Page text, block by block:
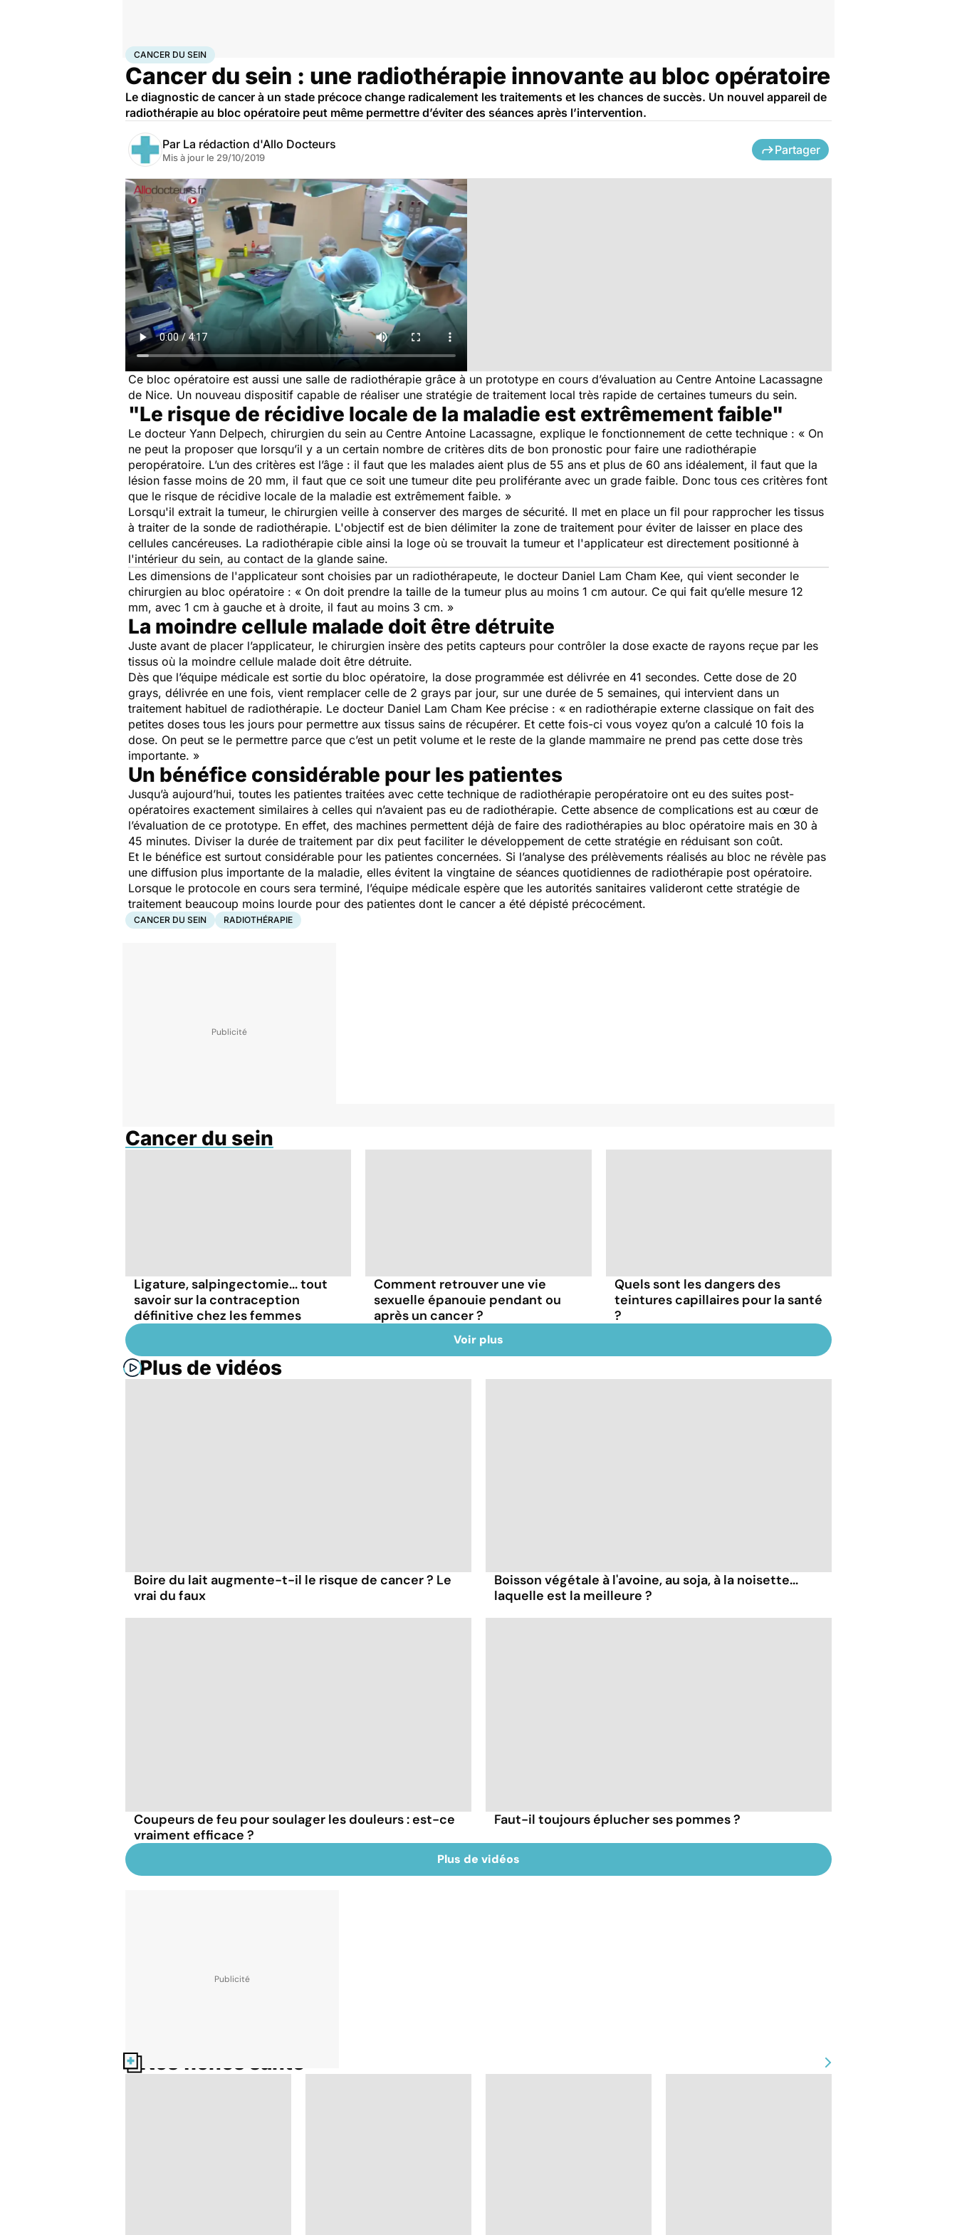
AccueilSantéMaladies
CANCER DU SEIN
Cancer du sein : une radiothérapie innovante au bloc opératoire
Le diagnostic de cancer à un stade précoce change radicalement les traitements et les chances de succès. Un nouvel appareil de
radiothérapie au bloc opératoire peut même permettre d’éviter des séances après l’intervention.
Par La rédaction d'Allo Docteurs
Mis à jour le 29/10/2019
Partager
Ce bloc opératoire est aussi une salle de radiothérapie grâce à un prototype en cours d’évaluation au Centre Antoine Lacassagne
de Nice. Un nouveau dispositif capable de réaliser une stratégie de traitement local très rapide de certaines tumeurs du sein.
"Le risque de récidive locale de la maladie est extrêmement faible"
Le docteur Yann Delpech, chirurgien du sein au Centre Antoine Lacassagne, explique le fonctionnement de cette technique : « On
ne peut la proposer que lorsqu’il y a un certain nombre de critères dits de bon pronostic pour faire une radiothérapie
peropératoire. L’un des critères est l’âge : il faut que les malades aient plus de 55 ans et plus de 60 ans idéalement, il faut que la
lésion fasse moins de 20 mm, il faut que ce soit une tumeur dite peu proliférante avec un grade faible. Donc tous ces critères font
que le risque de récidive locale de la maladie est extrêmement faible. »
Lorsqu'il extrait la tumeur, le chirurgien veille à conserver des marges de sécurité. Il met en place un fil pour rapprocher les tissus
à traiter de la sonde de radiothérapie. L'objectif est de bien délimiter la zone de traitement pour éviter de laisser en place des
cellules cancéreuses. La radiothérapie cible ainsi la loge où se trouvait la tumeur et l'applicateur est directement positionné à
l'intérieur du sein, au contact de la glande saine.
Les dimensions de l'applicateur sont choisies par un radiothérapeute, le docteur Daniel Lam Cham Kee, qui vient seconder le
chirurgien au bloc opératoire : « On doit prendre la taille de la tumeur plus au moins 1 cm autour. Ce qui fait qu’elle mesure 12
mm, avec 1 cm à gauche et à droite, il faut au moins 3 cm. »
La moindre cellule malade doit être détruite
Juste avant de placer l’applicateur, le chirurgien insère des petits capteurs pour contrôler la dose exacte de rayons reçue par les
tissus où la moindre cellule malade doit être détruite.
Dès que l’équipe médicale est sortie du bloc opératoire, la dose programmée est délivrée en 41 secondes. Cette dose de 20
grays, délivrée en une fois, vient remplacer celle de 2 grays par jour, sur une durée de 5 semaines, qui intervient dans un
traitement habituel de radiothérapie. Le docteur Daniel Lam Cham Kee précise : « en radiothérapie externe classique on fait des
petites doses tous les jours pour permettre aux tissus sains de récupérer. Et cette fois-ci vous voyez qu’on a calculé 10 fois la
dose. On peut se le permettre parce que c’est un petit volume et le reste de la glande mammaire ne prend pas cette dose très
importante. »
Un bénéfice considérable pour les patientes
Jusqu’à aujourd’hui, toutes les patientes traitées avec cette technique de radiothérapie peropératoire ont eu des suites post-
opératoires exactement similaires à celles qui n’avaient pas eu de radiothérapie. Cette absence de complications est au cœur de
l’évaluation de ce prototype. En effet, des machines permettent déjà de faire des radiothérapies au bloc opératoire mais en 30 à
45 minutes. Diviser la durée de traitement par dix peut faciliter le développement de cette stratégie en réduisant son coût.
Et le bénéfice est surtout considérable pour les patientes concernées. Si l’analyse des prélèvements réalisés au bloc ne révèle pas
une diffusion plus importante de la maladie, elles évitent la vingtaine de séances quotidiennes de radiothérapie post opératoire.
Lorsque le protocole en cours sera terminé, l’équipe médicale espère que les autorités sanitaires valideront cette stratégie de
traitement beaucoup moins lourde pour des patientes dont le cancer a été dépisté précocément.
CANCER DU SEIN RADIOTHÉRAPIE
Cancer du sein
Ligature, salpingectomie... tout
savoir sur la contraception
définitive chez les femmes
Comment retrouver une vie
sexuelle épanouie pendant ou
après un cancer ?
Quels sont les dangers des
teintures capillaires pour la santé
?
Voir plus
Plus de vidéos
Boire du lait augmente-t-il le risque de cancer ? Le
vrai du faux
Boisson végétale à l'avoine, au soja, à la noisette...
laquelle est la meilleure ?
Coupeurs de feu pour soulager les douleurs : est-ce
vraiment efficace ?
Faut-il toujours éplucher ses pommes ?
Plus de vidéos
Nos fiches santé